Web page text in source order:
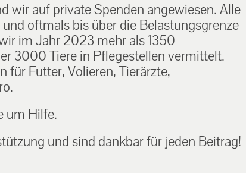
wir auf private Spenden angewiesen. Alle
oftmals bis über die Belastungsgrenze
im Jahr 2023 mehr als 1350
3000 Tiere in Pflegestellen vermittelt.
für Futter, Volieren, Tierärzte,
um Hilfe.
und sind dankbar für jeden Beitrag!